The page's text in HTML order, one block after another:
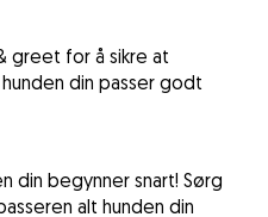
greet for å sikre at
din passer godt
din begynner snart! Sørg
alt hunden din